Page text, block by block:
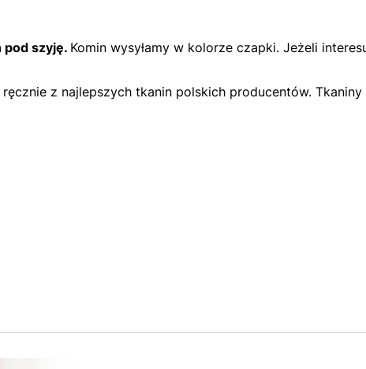
pod szyję. Komin wysyłamy w kolorze czapki. Jeżeli
z najlepszych tkanin polskich producentów.